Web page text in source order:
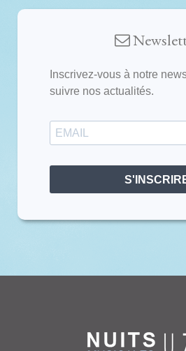
Inscrivez-vous à notre
suivre nos actualités.